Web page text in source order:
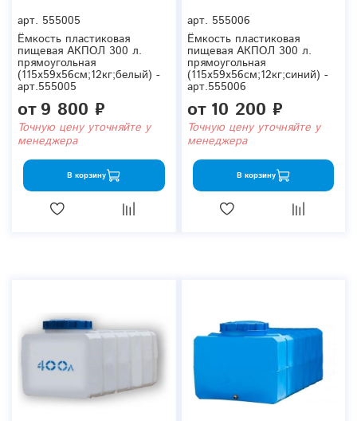
арт. 555005
Ёмкость пластиковая
пищевая АКПОЛ 300 л.
прямоугольная
(115x59x56см;12кг;белый) -
арт.555005
от9 800 ₽
Точную цену уточняйте у
менеджера
В корзину
арт. 555006
Ёмкость пластиковая
пищевая АКПОЛ 300 л.
прямоугольная
(115x59x56см;12кг;синий) -
арт.555006
от 10 200 ₽
Точную цену уточняйте у
менеджера
В корзину